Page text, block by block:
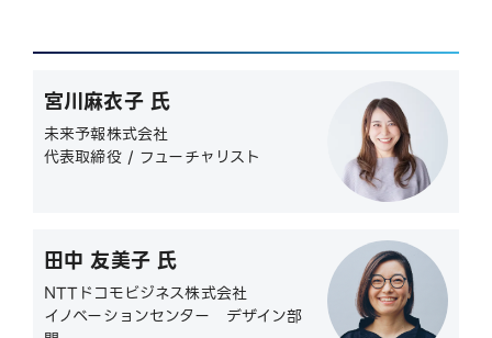
宮川麻衣子 氏
未来予報株式会社
代表取締役 / フューチャリスト
田中 友美子 氏
NTTドコモビジネス株式会社
イノベーションセンター デザイン部